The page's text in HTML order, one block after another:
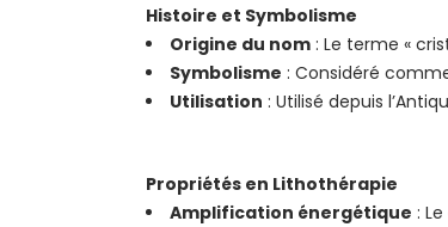
Histoire et Symbolisme
Origine du nom : Le terme «
Symbolisme : Considéré
Utilisation : Utilisé depuis
Propriétés en Lithothérapie
Amplification énergétique :